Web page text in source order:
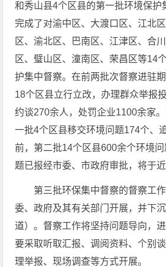
和秀山县4个区县的第一批环境保护
完成了对渝中区、大渡口区、江北
区、渝北区、巴南区、江津区、合
区、璧山区、潼南区、荣昌区等14
护集中督察。在前两批次督察进驻
18个区县立行立改，办理群众举报
约谈270余人，处罚企业1100余家
一批4个区县移交环境问题174个、
前，第二批14个区县600余个环境
题已报经市委、市政府审批，将于近
第三批环保集中督察的督察工
委、政府及其有关部门开展，并下
道）。督察工作将坚持问题导向，
要采取听取汇报、调阅资料、个别
理举报、现场调查等方式开展。